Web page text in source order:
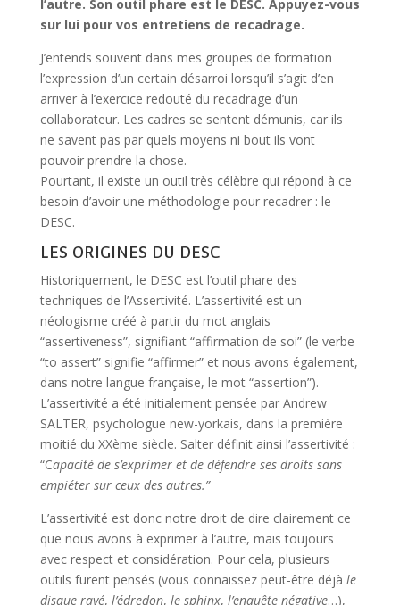
l’autre. Son outil phare est le DESC. Appuyez-vous
sur lui pour vos entretiens de recadrage.
J’entends souvent dans mes groupes de formation
l’expression d’un certain désarroi lorsqu’il s’agit d’en
arriver à l’exercice redouté du recadrage d’un
collaborateur. Les cadres se sentent démunis, car ils
ne savent pas par quels moyens ni bout ils vont
pouvoir prendre la chose.
Pourtant, il existe un outil très célèbre qui répond à ce
besoin d’avoir une méthodologie pour recadrer : le
DESC.
LES ORIGINES DU DESC
Historiquement, le DESC est l’outil phare des
techniques de l’Assertivité. L’assertivité est un
néologisme créé à partir du mot anglais
“assertiveness”, signifiant “affirmation de soi” (le verbe
“to assert” signifie “affirmer” et nous avons également,
dans notre langue française, le mot “assertion”).
L’assertivité a été initialement pensée par Andrew
SALTER, psychologue new-yorkais, dans la première
moitié du XXème siècle. Salter définit ainsi l’assertivité :
“Capacité de s’exprimer et de défendre ses droits sans
empiéter sur ceux des autres.”
L’assertivité est donc notre droit de dire clairement ce
que nous avons à exprimer à l’autre, mais toujours
avec respect et considération. Pour cela, plusieurs
outils furent pensés (vous connaissez peut-être déjà le
disque rayé, l’édredon, le sphinx, l’enquête négative…),